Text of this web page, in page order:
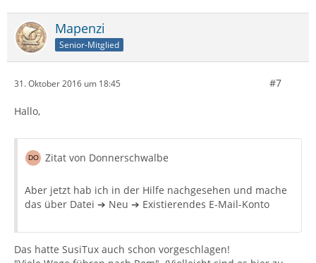
Mapenzi
Senior-Mitglied
31. Oktober 2016 um 18:45 #7
Hallo,
Zitat von Donnerschwalbe
Aber jetzt hab ich in der Hilfe nachgesehen und mache
das über Datei ➔ Neu ➔ Existierendes E-Mail-Konto
Das hatte SusiTux auch schon vorgeschlagen!